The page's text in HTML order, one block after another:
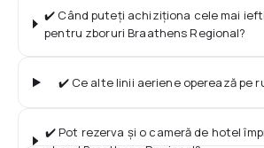
✔️ Când puteți achiziționa cele mai
pentru zboruri Braathens Regional?
✔️ Ce alte linii aeriene operează pe
✔️ Pot rezerva și o cameră de hotel